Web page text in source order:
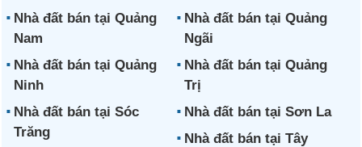
Nhà đất bán tại Quảng
Nam
Nhà đất bán tại Quảng
Ngãi
Nhà đất bán tại Quảng
Ninh
Nhà đất bán tại Quảng
Trị
Nhà đất bán tại Sóc
Trăng
Nhà đất bán tại Sơn La
Nhà đất bán tại Tây